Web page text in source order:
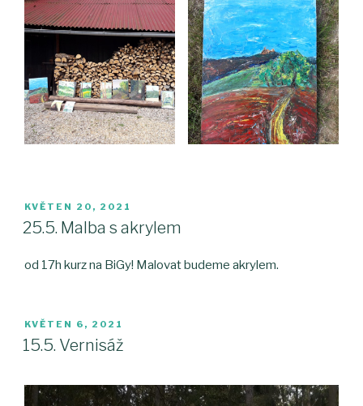
PUBLIKOVÁNO
KVĚTEN 20, 2021
25.5. Malba s akrylem
od 17h kurz na BiGy! Malovat budeme akrylem.
PUBLIKOVÁNO
KVĚTEN 6, 2021
15.5. Vernisáž